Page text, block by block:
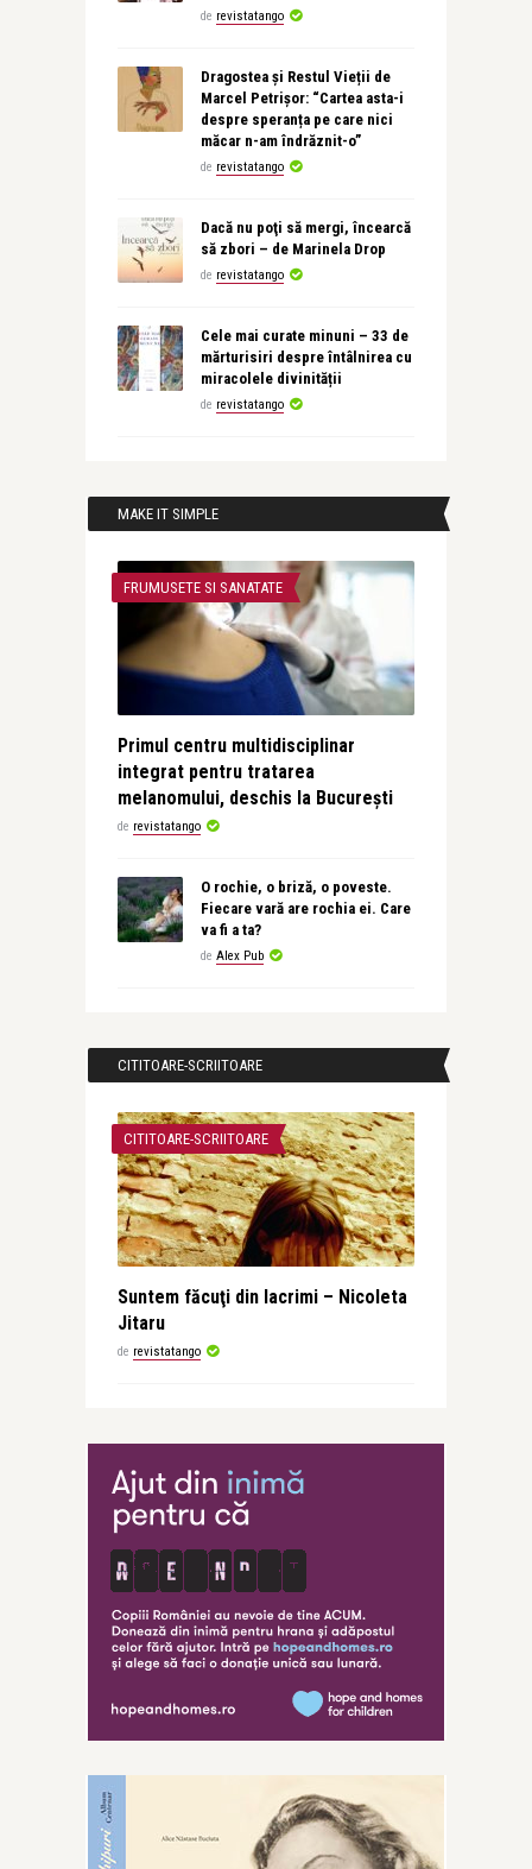
de revistatango
Dragostea și Restul Vieții de
Marcel Petrișor: “Cartea asta-i
despre speranța pe care nici
măcar n-am îndrăznit-o”
de revistatango
Dacă nu poţi să mergi, încearcă
să zbori – de Marinela Drop
de revistatango
Cele mai curate minuni – 33 de
mărturisiri despre întâlnirea cu
miracolele divinității
de revistatango
MAKE IT SIMPLE
FRUMUSETE SI SANATATE
Primul centru multidisciplinar
integrat pentru tratarea
melanomului, deschis la București
de revistatango
O rochie, o briză, o poveste.
Fiecare vară are rochia ei. Care
va fi a ta?
de Alex Pub
CITITOARE-SCRIITOARE
CITITOARE-SCRIITOARE
Suntem făcuţi din lacrimi – Nicoleta
Jitaru
de revistatango